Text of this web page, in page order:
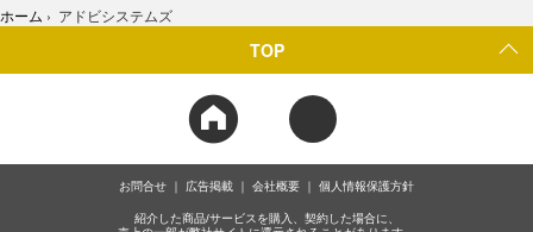
ホーム › アドビシステムズ
TOP
お問合せ 広告掲載 会社概要 個人情報保護方針
紹介した商品/サービスを購入、契約した場合に、